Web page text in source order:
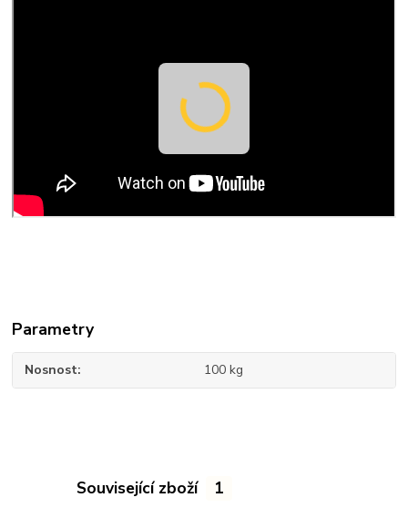
Parametry
Nosnost 100 kg
Související zboží 1